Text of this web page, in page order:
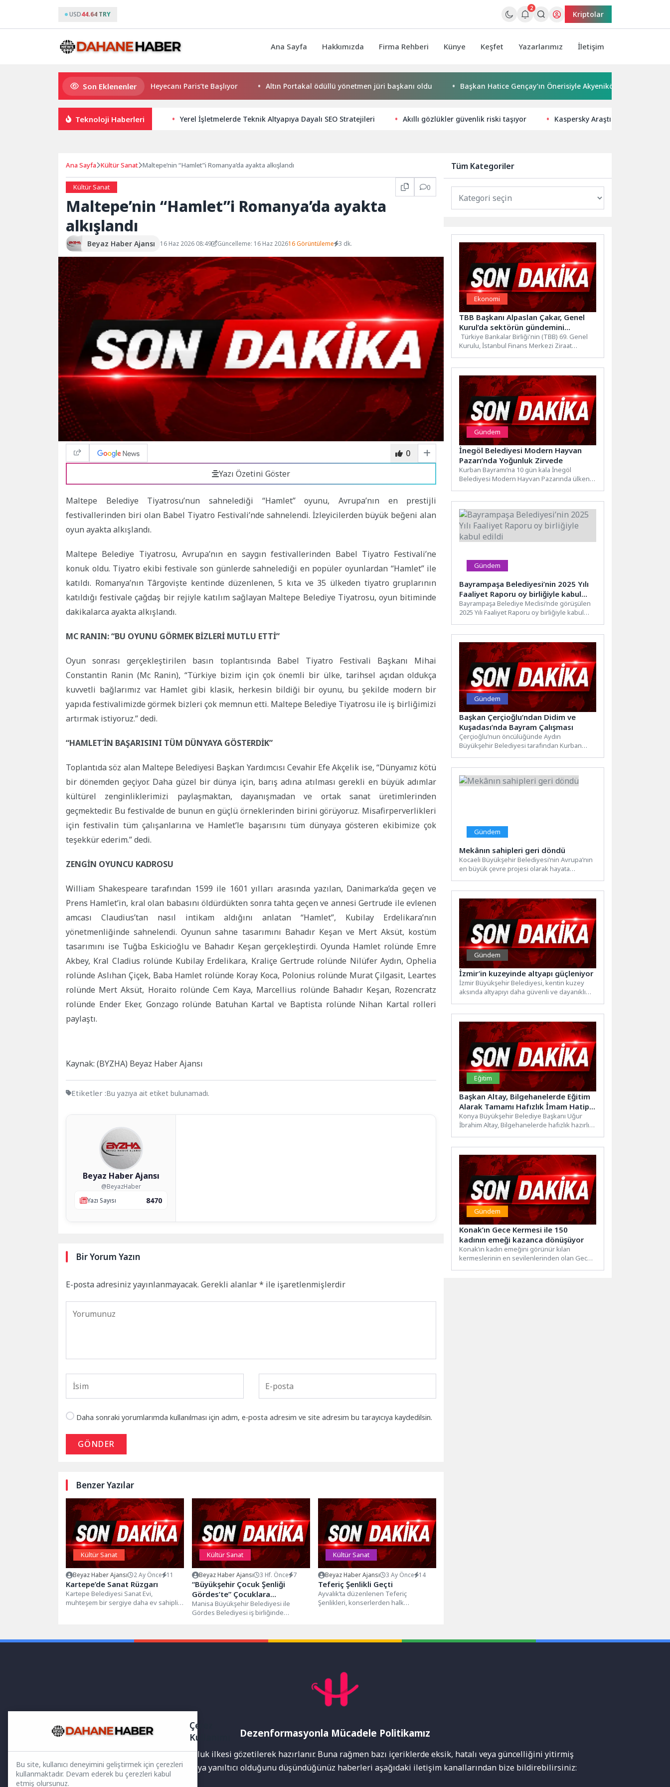
USD44.64 TRY
2
Kriptolar
Ana Sayfa Hakkımızda Firma Rehberi Künye Keşfet Yazarlarımız İletişim
Son Eklenenler
2026 PUBG Mobile World Cup Heyecanı Paris’te Başlıyor Altın Portakal ödüllü yönetmen jüri başkanı oldu Başkan Hatice Gençay’ın Önerisiyle Akyeniköy Düğün Salonu Yıl
Teknoloji Haberleri Yerel İşletmelerde Teknik Altyapıya Dayalı SEO Stratejileri Akıllı gözlükler güvenlik riski taşıyor Kaspersky Araştırması:
Ana Sayfa Kültür Sanat Maltepe’nin “Hamlet”i Romanya’da ayakta alkışlandı
Kültür Sanat 0
Maltepe’nin “Hamlet”i Romanya’da ayakta
alkışlandı
Beyaz Haber Ajansı 16 Haz 2026 08:49 Güncelleme: 16 Haz 202616 Görüntüleme 3 dk.
0
Yazı Özetini Göster
Maltepe Belediye Tiyatrosu’nun sahnelediği “Hamlet” oyunu, Avrupa’nın en prestijli
festivallerinden biri olan Babel Tiyatro Festivali’nde sahnelendi. İzleyicilerden büyük beğeni alan
oyun ayakta alkışlandı.
Maltepe Belediye Tiyatrosu, Avrupa’nın en saygın festivallerinden Babel Tiyatro Festivali’ne
konuk oldu. Tiyatro ekibi festivale son günlerde sahnelediği en popüler oyunlardan “Hamlet” ile
katıldı. Romanya’nın Târgoviște kentinde düzenlenen, 5 kıta ve 35 ülkeden tiyatro gruplarının
katıldığı festivale çağdaş bir rejiyle katılım sağlayan Maltepe Belediye Tiyatrosu, oyun bitiminde
dakikalarca ayakta alkışlandı.
MC RANIN: “BU OYUNU GÖRMEK BİZLERİ MUTLU ETTİ”
Oyun sonrası gerçekleştirilen basın toplantısında Babel Tiyatro Festivali Başkanı Mihai
Constantin Ranin (Mc Ranin), “Türkiye bizim için çok önemli bir ülke, tarihsel açıdan oldukça
kuvvetli bağlarımız var. Hamlet gibi klasik, herkesin bildiği bir oyunu, bu şekilde modern bir
yapıda festivalimizde görmek bizleri çok memnun etti. Maltepe Belediye Tiyatrosu ile iş birliğimizi
artırmak istiyoruz.” dedi.
“HAMLET’İN BAŞARISINI TÜM DÜNYAYA GÖSTERDİK”
Toplantıda söz alan Maltepe Belediyesi Başkan Yardımcısı Cevahir Efe Akçelik ise, “Dünyamız kötü
bir dönemden geçiyor. Daha güzel bir dünya için, barış adına atılması gerekli en büyük adımlar
kültürel zenginliklerimizi paylaşmaktan, dayanışmadan ve ortak sanat üretimlerinden
geçmektedir. Bu festivalde de bunun en güçlü örneklerinden birini görüyoruz. Misafirperverlikleri
için festivalin tüm çalışanlarına ve Hamlet’le başarısını tüm dünyaya gösteren ekibimize çok
teşekkür ederim.” dedi.
ZENGİN OYUNCU KADROSU
William Shakespeare tarafından 1599 ile 1601 yılları arasında yazılan, Danimarka’da geçen ve
Prens Hamlet’in, kral olan babasını öldürdükten sonra tahta geçen ve annesi Gertrude ile evlenen
amcası Claudius’tan nasıl intikam aldığını anlatan “Hamlet”, Kubilay Erdelikara’nın
yönetmenliğinde sahnelendi. Oyunun sahne tasarımını Bahadır Keşan ve Mert Aksüt, kostüm
tasarımını ise Tuğba Eskicioğlu ve Bahadır Keşan gerçekleştirdi. Oyunda Hamlet rolünde Emre
Akbey, Kral Cladius rolünde Kubilay Erdelikara, Kraliçe Gertrude rolünde Nilüfer Aydın, Ophelia
rolünde Aslıhan Çiçek, Baba Hamlet rolünde Koray Koca, Polonius rolünde Murat Çilgasit, Leartes
rolünde Mert Aksüt, Horaito rolünde Cem Kaya, Marcellius rolünde Bahadır Keşan, Rozencratz
rolünde Ender Eker, Gonzago rolünde Batuhan Kartal ve Baptista rolünde Nihan Kartal rolleri
paylaştı.
Kaynak: (BYZHA) Beyaz Haber Ajansı
Etiketler :Bu yazıya ait etiket bulunamadı.
Beyaz Haber Ajansı
@BeyazHaber
Yazı Sayısı
8470
Bir Yorum Yazın
E-posta adresiniz yayınlanmayacak. Gerekli alanlar* ile işaretlenmişlerdir
Daha sonraki yorumlarımda kullanılması için adım, e-posta adresim ve site adresim bu tarayıcıya kaydedilsin.
GÖNDER
Benzer Yazılar
Kültür Sanat
Beyaz Haber Ajansı 2 Ay Önce 11
Kartepe’de Sanat Rüzgarı
Kartepe Belediyesi Sanat Evi,
muhteşem bir sergiye daha ev sahipliği
Kültür Sanat
Beyaz Haber Ajansı 3 Hf. Önce 7
“Büyükşehir Çocuk Şenliği
Gördes’te” Çocuklara
Unutulmaz Bir Akşam Yaşattı
Manisa Büyükşehir Belediyesi ile
Gördes Belediyesi iş birliğinde
Kültür Sanat
Beyaz Haber Ajansı 3 Ay Önce 14
Teferiç Şenlikli Geçti
Ayvalık’ta düzenlenen Teferiç
Şenlikleri, konserlerden halk
Tüm Kategoriler
Ekonomi
TBB Başkanı Alpaslan Çakar, Genel
Kurul’da sektörün gündemini
değerlendirdi
Türkiye Bankalar Birliği'nin (TBB) 69. Genel
Kurulu, İstanbul Finans Merkezi Ziraat
Gündem
İnegöl Belediyesi Modern Hayvan
Pazarı’nda Yoğunluk Zirvede
Kurban Bayramı’na 10 gün kala İnegöl
Belediyesi Modern Hayvan Pazarında ülkenin
Gündem
Bayrampaşa Belediyesi’nin 2025 Yılı
Faaliyet Raporu oy birliğiyle kabul
edildi
Bayrampaşa Belediye Meclisi’nde görüşülen
2025 Yılı Faaliyet Raporu oy birliğiyle kabul
Gündem
Başkan Çerçioğlu’ndan Didim ve
Kuşadası’nda Bayram Çalışması
Çerçioğlu’nun öncülüğünde Aydın
Büyükşehir Belediyesi tarafından Kurban
Gündem
Mekânın sahipleri geri döndü
Kocaeli Büyükşehir Belediyesi’nin Avrupa’nın
en büyük çevre projesi olarak hayata
Gündem
İzmir’in kuzeyinde altyapı güçleniyor
İzmir Büyükşehir Belediyesi, kentin kuzey
aksında altyapıyı daha güvenli ve dayanıklı
Eğitim
Başkan Altay, Bilgehanelerde Eğitim
Alarak Tamamı Hafızlık İmam Hatip
Okullarını Kazanan Öğrencilerle
Buluştu
Konya Büyükşehir Belediye Başkanı Uğur
İbrahim Altay, Bilgehanelerde hafızlık hazırlık
Gündem
Konak’ın Gece Kermesi ile 150
kadının emeği kazanca dönüşüyor
Konak’ın kadın emeğini görünür kılan
kermeslerinin en sevilenlerinden olan Gece
Dezenformasyonla Mücadele Politikamız
Yayınlanan haberler doğruluk ilkesi gözetilerek hazırlanır. Buna rağmen bazı içeriklerde eksik, hatalı veya güncelliğini yitirmiş
bilgiler bulunabilir.Yanlış veya yanıltıcı olduğunu düşündüğünüz haberleri aşağıdaki iletişim kanallarından bize bildirebilirsiniz:
Çerez
Kullanımı
Bu site, kullanıcı deneyimini geliştirmek için çerezleri
kullanmaktadır. Devam ederek bu çerezleri kabul
etmiş olursunuz.